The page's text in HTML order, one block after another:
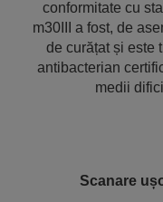
conformitate cu
m30III a fost, de
de curățat și este
antibacterian
medii
Scanare